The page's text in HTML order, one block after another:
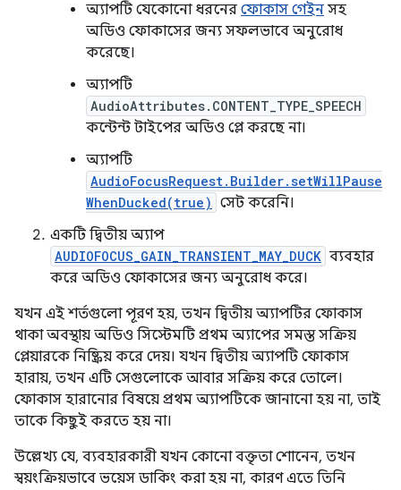
অ্যাপটি যেকোনো ধরনের ফোকাস গেইন সহ
অডিও ফোকাসের জন্য সফলভাবে অনুরোধ
করেছে।
অ্যাপটি
AudioAttributes.CONTENT_TYPE_SPEECH
কন্টেন্ট টাইপের অডিও প্লে করছে না।
অ্যাপটি
AudioFocusRequest.Builder.setWillPause
WhenDucked(true) সেট করেনি।
একটি দ্বিতীয় অ্যাপ
AUDIOFOCUS_GAIN_TRANSIENT_MAY_DUCK ব্যবহার
করে অডিও ফোকাসের জন্য অনুরোধ করে।
যখন এই শর্তগুলো পূরণ হয়, তখন দ্বিতীয় অ্যাপটির ফোকাস
থাকা অবস্থায় অডিও সিস্টেমটি প্রথম অ্যাপের সমস্ত সক্রিয়
প্লেয়ারকে নিষ্ক্রিয় করে দেয়। যখন দ্বিতীয় অ্যাপটি ফোকাস
হারায়, তখন এটি সেগুলোকে আবার সক্রিয় করে তোলে।
ফোকাস হারানোর বিষয়ে প্রথম অ্যাপটিকে জানানো হয় না, তাই
তাকে কিছুই করতে হয় না।
উল্লেখ্য যে, ব্যবহারকারী যখন কোনো বক্তৃতা শোনেন, তখন
স্বয়ংক্রিয়ভাবে ভয়েস ডাকিং করা হয় না, কারণ এতে তিনি